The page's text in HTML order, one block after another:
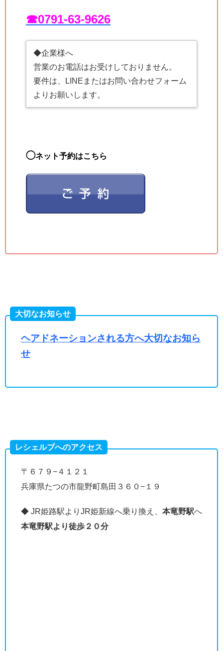
☎︎0791-63-9626
◆企業様へ
営業のお電話はお受けしておりません。
要件は、LINEまたはお問い合わせフォーム
よりお願いします。
◯ネット予約はこちら
大切なお知らせ
ヘアドネーションされる方へ大切なお知ら
せ
レシェルブへのアクセス
〒６７９−４１２１
兵庫県たつの市龍野町島田３６０−１９
◆ JR姫路駅よりJR姫新線へ乗り換え、 本竜野駅へ
本竜野駅より徒歩２０分